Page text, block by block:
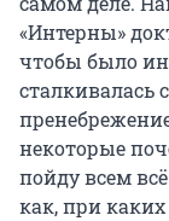
«Интерны»
чтобы было
некоторые
пойду всем
как, при каких